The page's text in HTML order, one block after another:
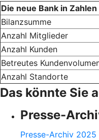
Die neue Bank in
Bilanzsumme
Anzahl Mitglieder
Anzahl Kunden
Betreutes
Anzahl Standorte
Das könnte Sie
Presse-
Presse-Archiv 2025